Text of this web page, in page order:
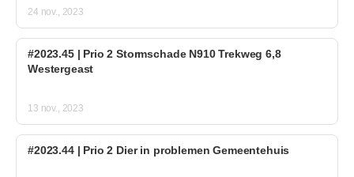
24 nov., 2023
#2023.45 | Prio 2 Stormschade N910 Trekweg 6,8
Westergeast
13 nov., 2023
#2023.44 | Prio 2 Dier in problemen Gemeentehuis